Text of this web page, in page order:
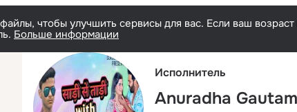
чтобы улучшить сервисы для вас. Если ваш
Больше информации
Исполнитель
Anuradha Gautam